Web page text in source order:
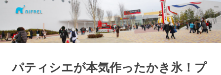
ン
ン
ツ
に
い
て
情
パティシエが本気作ったかき氷！プ